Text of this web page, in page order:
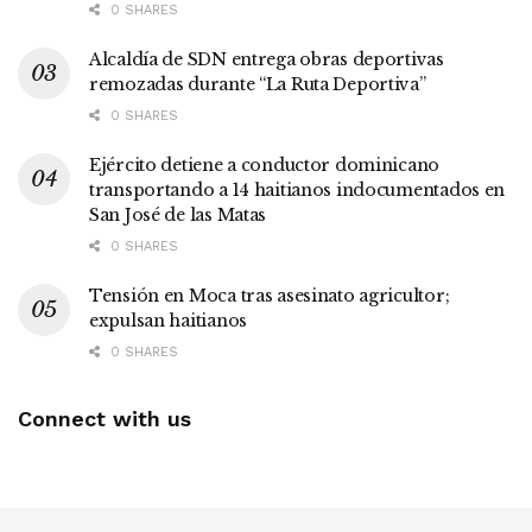
0 SHARES
Alcaldía de SDN entrega obras deportivas
remozadas durante “La Ruta Deportiva”
0 SHARES
Ejército detiene a conductor dominicano
transportando a 14 haitianos indocumentados en
San José de las Matas
0 SHARES
Tensión en Moca tras asesinato agricultor;
expulsan haitianos
0 SHARES
Connect with us